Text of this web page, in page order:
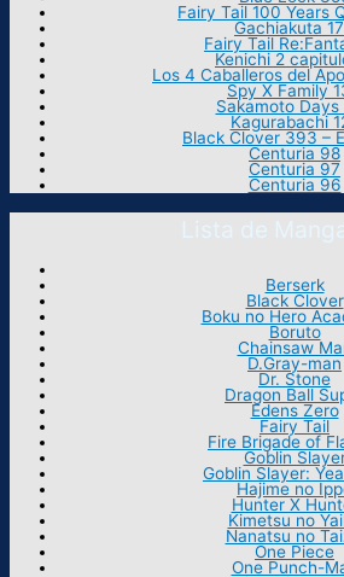
Fairy Tail 100 Years
Gachiakuta
Fairy Tail
Kenichi 2
Los 4 Caballeros del
Spy X Family
Sakamoto Days
Kagurabachi
Black Clover 393 –
Centuria 98
Centuria 97
Centuria 96
Lista de
Berserk
Black Clover
Boku no Hero
Boruto
Chainsaw
D.Gray-man
Dr. Stone
Dragon Ball
Edens Zero
Fairy Tail
Fire Brigade of
Goblin
Goblin Slayer:
Hajime no
Hunter X
Kimetsu no
Nanatsu no
One Piece
One Punch-